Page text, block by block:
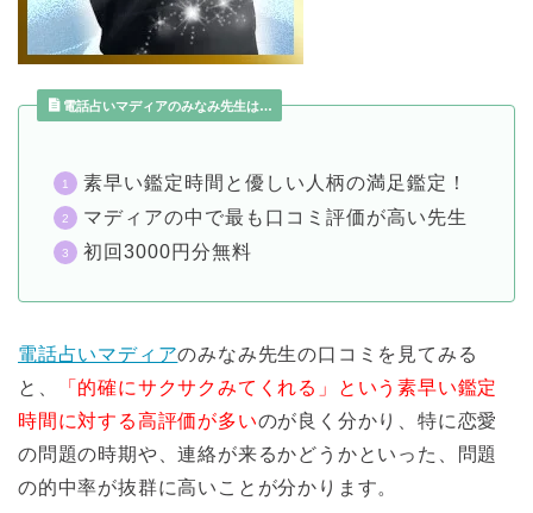
電話占いマディアのみなみ先生は…
素早い鑑定時間と優しい人柄の満足鑑定！
マディアの中で最も口コミ評価が高い先生
初回3000円分無料
電話占いマディアのみなみ先生の口コミを見てみる
と、
「的確にサクサクみてくれる」という素早い鑑定
時間に対する高評価が多いのが良く分かり、特に恋愛
の問題の時期や、連絡が来るかどうかといった、問題
の的中率が抜群に高いことが分かります。